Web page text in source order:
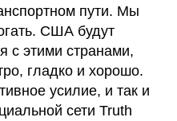
пути. Мы
США будут
с этими странами,
гладко и хорошо.
усилие, и так и
сети Truth